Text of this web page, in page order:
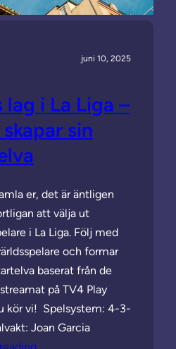
juni 10, 2025
lag i La Liga –
sin
er, det är äntligen
att välja ut
i La Liga. Följ med
och formar
baserat från de
på TV4 Play
kör vi! Spelsystem: 4-3-
Joan Garcia